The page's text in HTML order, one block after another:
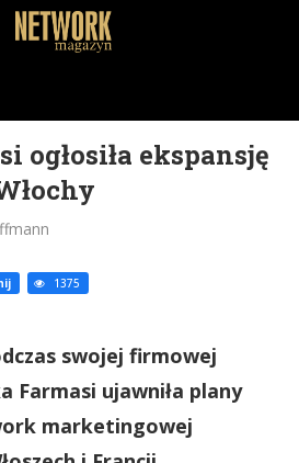
ogłosiła ekspansję
1375
swojej firmowej
Farmasi ujawniła plany
marketingowej